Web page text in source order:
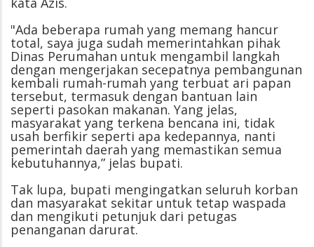
"Ada beberapa rumah yang memang hancur
total, saya juga sudah memerintahkan pihak
Dinas Perumahan untuk mengambil langkah
dengan mengerjakan secepatnya pembangunan
kembali rumah-rumah yang terbuat ari papan
tersebut, termasuk dengan bantuan lain
seperti pasokan makanan. Yang jelas,
masyarakat yang terkena bencana ini, tidak
usah berfikir seperti apa kedepannya, nanti
pemerintah daerah yang memastikan semua
kebutuhannya,” jelas bupati.
Tak lupa, bupati mengingatkan seluruh korban
dan masyarakat sekitar untuk tetap waspada
dan mengikuti petunjuk dari petugas
penanganan darurat.